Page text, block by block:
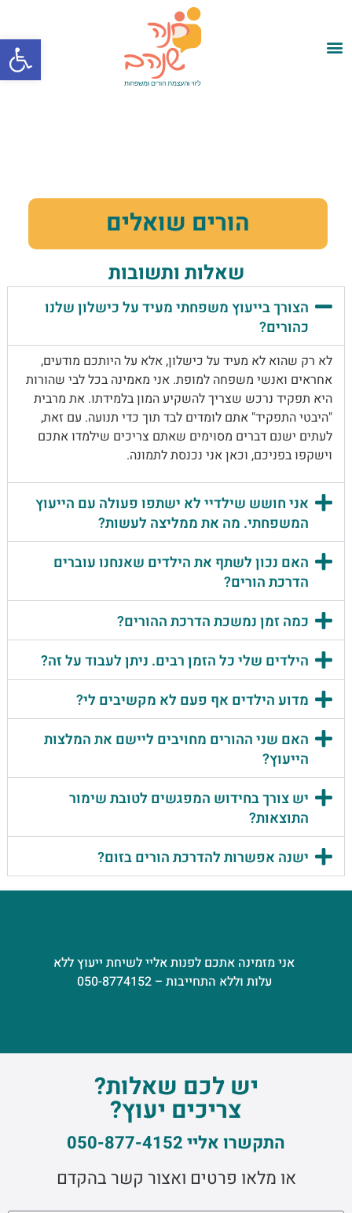
פתח
הורים שואלים
שאלות ותשובות
הצורך בייעוץ משפחתי מעיד על כישלון שלנו
כהורים?
לא רק שהוא לא מעיד על כישלון,אלא על היותכם מודעים,
אחראים ואנשי משפחה למופת. אני מאמינה בכל לבי שהורות
היא תפקיד נרכש שצריך להשקיע המון בלמידתו. את מרבית
"היבטי התפקיד" אתם לומדים לבד תוך כדי תנועה. עם זאת,
לעתים ישנם דברים מסוימים שאתם צריכים שילמדו אתכם
וישקפו בפניכם, וכאן אני נכנסת לתמונה.
אני חושש שילדיי לא ישתפו פעולה עם הייעוץ
המשפחתי. מה את ממליצה לעשות?
האם נכון לשתף את הילדים שאנחנו עוברים
הדרכת הורים?
כמה זמן נמשכת הדרכת ההורים?
הילדים שלי כל הזמן רבים. ניתן לעבוד על זה?
מדוע הילדים אף פעם לא מקשיבים לי?
האם שני ההורים מחויבים ליישם את המלצות
הייעוץ?
יש צורך בחידוש המפגשים לטובת שימור
התוצאות?
ישנה אפשרות להדרכת הורים בזום?
אני מזמינה אתכם לפנות אליי לשיחת ייעוץ ללא
עלות וללא התחייבות – 050-8774152
יש לכם שאלות?
צריכים יעוץ?
התקשרו אליי 050-877-4152
או מלאו פרטים ואצור קשר בהקדם